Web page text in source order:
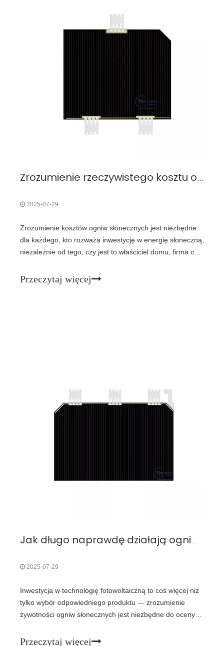
Zrozumienie rzeczywistego kosztu ogniw słonecznych: instalacja, obsługa i zwrot z inwestycji
2025-07-29
Zrozumienie kosztów ogniw słonecznych jest niezbędne
dla każdego, kto rozważa inwestycję w energię słoneczną,
niezależnie od tego, czy jest to właściciel domu, firma czy
Przeczytaj więcej
Jak długo naprawdę działają ogniwa słoneczne? Przewodnik po żywotności i konserwacji
2025-07-29
Inwestycja w technologię fotowoltaiczną to coś więcej niż
tylko wybór odpowiedniego produktu — zrozumienie
żywotności ogniw słonecznych jest niezbędne do oceny
Przeczytaj więcej